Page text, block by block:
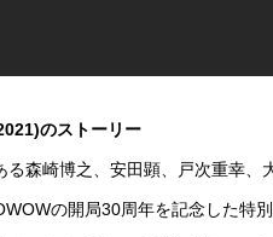
のストーリー
森崎博之、安田顕、戸次重幸
の開局30周年を記念した特